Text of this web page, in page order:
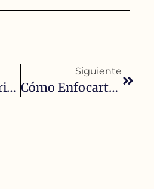
Cómo Descubrir Tus Capacidades Emprendedoras
Siguiente
Cómo Enfocarte En Un Nicho En Concreto: La Clave Para Destacar Como Profesional De La Salud